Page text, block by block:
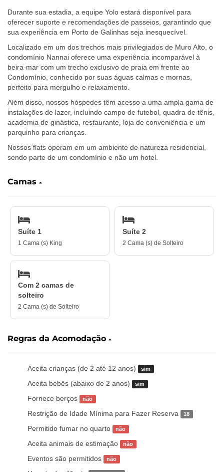
Durante sua estadia, a equipe Yolo estará disponível para
oferecer suporte e recomendações de passeios, garantindo que
sua experiência em Porto de Galinhas seja inesquecível.
Localizado em um dos trechos mais privilegiados de Muro Alto, o
condomínio Nannai oferece uma experiência incomparável à
beira-mar com um trecho exclusivo de praia em frente ao
Condomínio, conhecido por suas águas calmas e mornas,
perfeito para mergulho e relaxamento.
Além disso, nossos hóspedes têm acesso a uma ampla gama de
instalações de lazer, incluindo campo de futebol, quadra de tênis,
academia de ginástica, restaurante, loja de conveniência e um
parquinho para crianças.
Nossos flats operam em um ambiente de natureza residencial,
sendo parte de um condomínio e não um hotel.
Camas
Suíte 1
1 Cama (s) King
Suíte 2
2 Cama (s) de Solteiro
Com 2 camas de
solteiro
2 Cama (s) de Solteiro
Regras da Acomodação
Aceita crianças (de 2 até 12 anos) sim
Aceita bebês (abaixo de 2 anos) sim
Fornece berços não
Restrição de Idade Mínima para Fazer Reserva 18
Permitido fumar no quarto não
Aceita animais de estimação não
Eventos são permitidos não